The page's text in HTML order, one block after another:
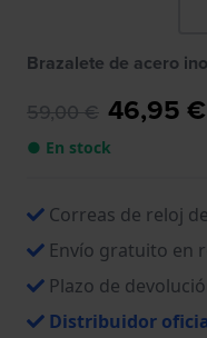
Brazalete de acero
59,00 € 46,95 €
● En stock
Correas de reloj
Envío gratuito en
Plazo de
Distribuidor